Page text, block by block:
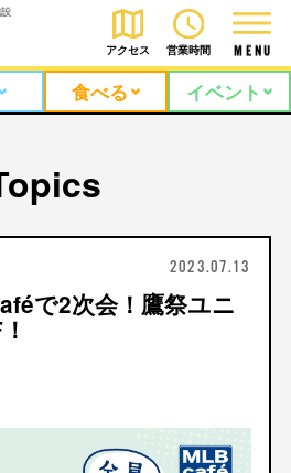
アクセス 営業時間 M E N U
食べる イベント
2023.07.13
で2次会！鷹祭ユニ